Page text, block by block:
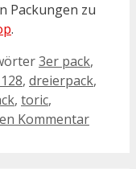
Packungen zu
.
3er pack,
, dreierpack,
, toric,
Kommentar